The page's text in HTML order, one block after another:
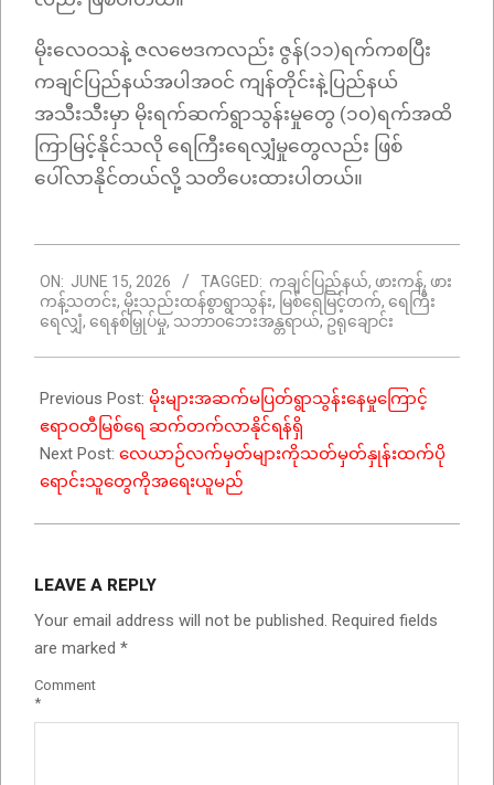
မိုးလေဝသနဲ့ ဇလဗေဒကလည်း ဇွန်(၁၁)ရက်ကစပြီး
ကချင်ပြည်နယ်အပါအဝင် ကျန်တိုင်းနဲ့ပြည်နယ်
အသီးသီးမှာ မိုးရက်ဆက်ရွာသွန်းမှုတွေ (၁၀)ရက်အထိ
ကြာမြင့်နိုင်သလို ရေကြီးရေလျှံမှုတွေလည်း ဖြစ်
ပေါ်လာနိုင်တယ်လို့ သတိပေးထားပါတယ်။
06-
15
ON: JUNE 15, 2026 TAGGED: ကချင်ပြည်နယ်, ဖားကန့်, ဖား
ကန့်သတင်း, မိုးသည်းထန်စွာရွာသွန်း, မြစ်ရေမြင့်တက်, ရေကြီး
ရေလျှံ, ရေနစ်မြှုပ်မှု, သဘာဝဘေးအန္တရာယ်, ဥရုချောင်း
Previous Post: မိုးများအဆက်မပြတ်ရွာသွန်းနေမှုကြောင့်
ဧရာဝတီမြစ်ရေ ဆက်တက်လာနိုင်ရန်ရှိ
Next Post: လေယာဉ်လက်မှတ်များကိုသတ်မှတ်နှုန်းထက်ပို
ရောင်းသူတွေကိုအရေးယူမည်
LEAVE A REPLY
Your email address will not be published. Required fields
are marked *
Comment
*